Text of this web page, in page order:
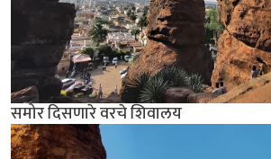
समोर दिसणारे वरचे शिवालय